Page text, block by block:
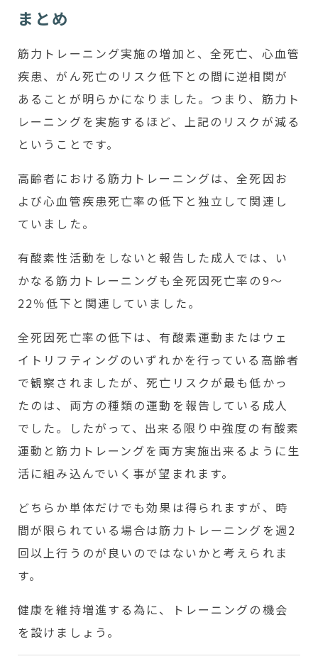
まとめ
筋力トレーニング実施の増加と、全死亡、心血管
疾患、がん死亡のリスク低下との間に逆相関が
あることが明らかになりました。つまり、筋力ト
レーニングを実施するほど、上記のリスクが減る
ということです。
高齢者における筋力トレーニングは、全死因お
よび心血管疾患死亡率の低下と独立して関連し
ていました。
有酸素性活動をしないと報告した成人では、い
かなる筋力トレーニングも全死因死亡率の9～
22％低下と関連していました。
全死因死亡率の低下は、有酸素運動またはウェ
イトリフティングのいずれかを行っている高齢者
で観察されましたが、死亡リスクが最も低かっ
たのは、両方の種類の運動を報告している成人
でした。したがって、出来る限り中強度の有酸素
運動と筋力トレーングを両方実施出来るように生
活に組み込んでいく事が望まれます。
どちらか単体だけでも効果は得られますが、時
間が限られている場合は筋力トレーニングを週2
回以上行うのが良いのではないかと考えられま
す。
健康を維持増進する為に、トレーニングの機会
を設けましょう。